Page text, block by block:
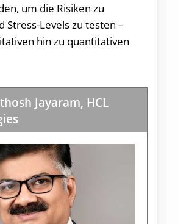
um die Risiken zu
Stress-Levels zu testen –
hin zu quantitativen
Jayaram, HCL